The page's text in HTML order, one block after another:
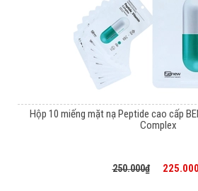
Hộp 10 miếng mặt nạ Peptide cao cấp
Complex
250.000₫